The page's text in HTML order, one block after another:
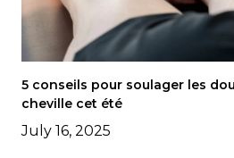
5 conseils pour soulager les
cheville cet été
July 16, 2025